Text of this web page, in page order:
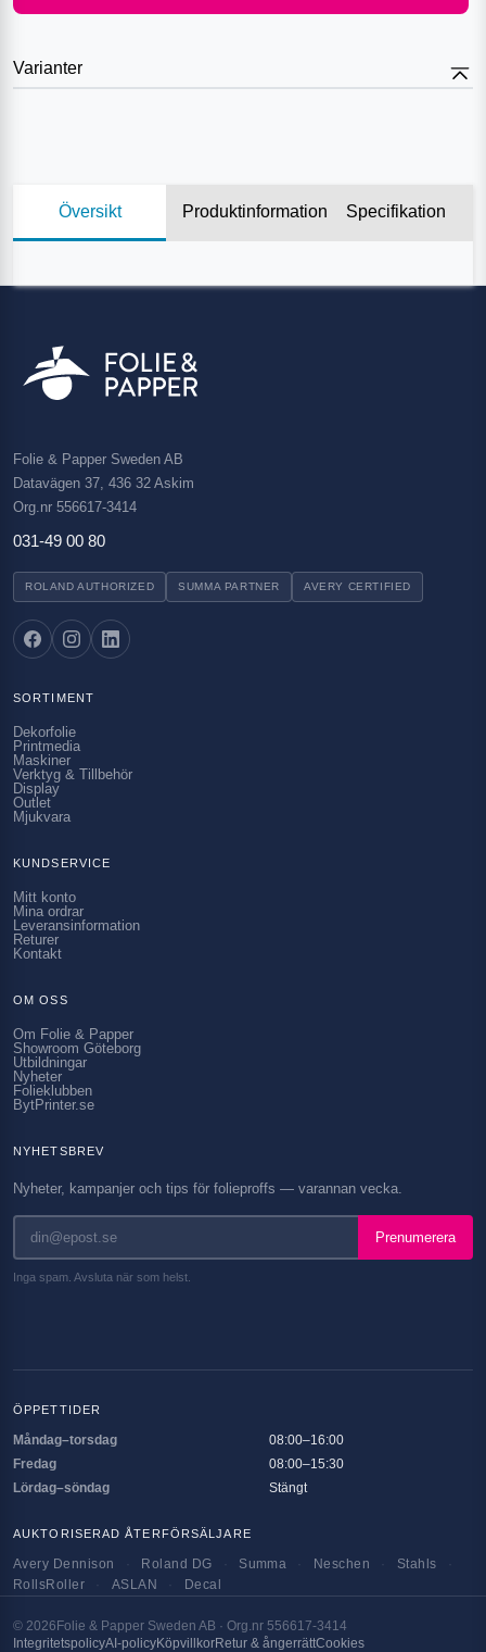
Varianter
Översikt Produktinformation Specifikation
Folie & Papper Sweden AB
Datavägen 37, 436 32 Askim
Org.nr 556617-3414
031-49 00 80
ROLAND AUTHORIZED SUMMA PARTNER AVERY CERTIFIED
SORTIMENT
Dekorfolie
Printmedia
Maskiner
Verktyg & Tillbehör
Display
Outlet
Mjukvara
KUNDSERVICE
Mitt konto
Mina ordrar
Leveransinformation
Returer
Kontakt
OM OSS
Om Folie & Papper
Showroom Göteborg
Utbildningar
Nyheter
Folieklubben
BytPrinter.se
NYHETSBREV
Nyheter, kampanjer och tips för folieproffs — varannan vecka.
Prenumerera
Inga spam. Avsluta när som helst.
ÖPPETTIDER
Måndag–torsdag
08:00–16:00
Fredag
08:00–15:30
Lördag–söndag
Stängt
AUKTORISERAD ÅTERFÖRSÄLJARE
Avery Dennison Roland DG Summa Neschen Stahls
RollsRoller
ASLAN Decal
© 2026 Folie & Papper Sweden AB · Org.nr 556617-3414
IntegritetspolicyAI-policyKöpvillkorRetur & ångerrättCookies